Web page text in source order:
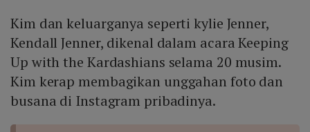
Kim dan keluarganya seperti kylie Jenner,
Kendall Jenner, dikenal dalam acara Keeping
Up with the Kardashians selama 20 musim.
Kim kerap membagikan unggahan foto dan
busana di Instagram pribadinya.